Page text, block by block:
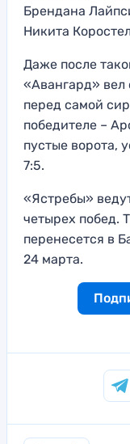
Брендана
Никита
Даже после
«Авангард» вел
перед самой
победителе –
пустые ворота,
7:5.
«Ястребы»
четырех побед.
перенесется в
24 марта.